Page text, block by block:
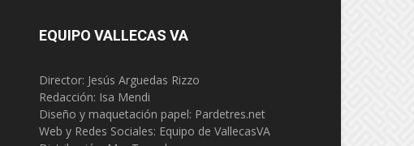
EQUIPO VALLECAS VA
Director: Jesús Arguedas Rizzo
Redacción: Isa Mendi
Diseño y maquetación papel: Pardetres.net
Web y Redes Sociales: Equipo de VallecasVA